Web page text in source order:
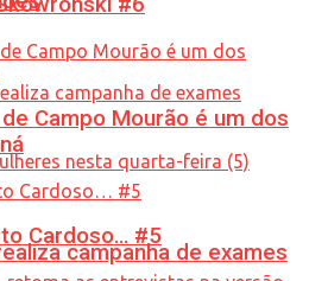
campanha de exames
Campo Mourão é um dos
Cardoso… #5